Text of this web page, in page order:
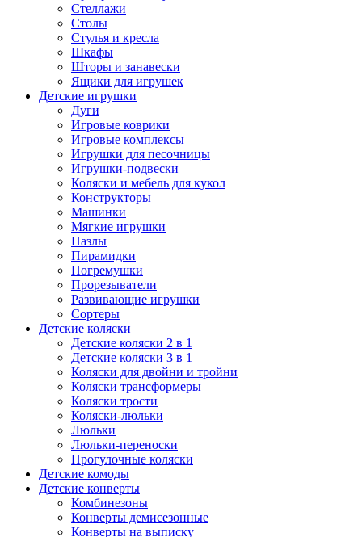
Стеллажи
Столы
Стулья и кресла
Шкафы
Шторы и занавески
Ящики для игрушек
Детские игрушки
Дуги
Игровые коврики
Игровые комплексы
Игрушки для песочницы
Игрушки-подвески
Коляски и мебель для кукол
Конструкторы
Машинки
Мягкие игрушки
Пазлы
Пирамидки
Погремушки
Прорезыватели
Развивающие игрушки
Сортеры
Детские коляски
Детские коляски 2 в 1
Детские коляски 3 в 1
Коляски для двойни и тройни
Коляски трансформеры
Коляски трости
Коляски-люльки
Люльки
Люльки-переноски
Прогулочные коляски
Детские комоды
Детские конверты
Комбинезоны
Конверты демисезонные
Конверты на выписку